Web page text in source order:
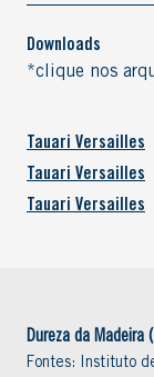
Downloads
*clique nos
Tauari Versailles
Tauari Versailles
Tauari Versailles
Dureza da Madeira
Fontes: Instituto